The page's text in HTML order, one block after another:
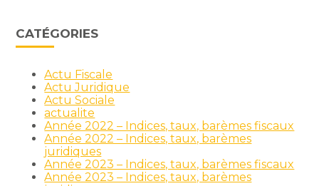
CATÉGORIES
Actu Fiscale
Actu Juridique
Actu Sociale
actualite
Année 2022 – Indices, taux, barèmes fiscaux
Année 2022 – Indices, taux, barèmes
juridiques
Année 2023 – Indices, taux, barèmes fiscaux
Année 2023 – Indices, taux, barèmes